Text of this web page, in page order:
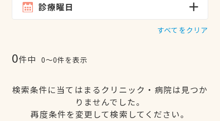
診療曜日
すべてをクリア
0件中 0〜0件を表示
検索条件に当てはまるクリニック・病院は見つか
りませんでした。
再度条件を変更して検索してください。